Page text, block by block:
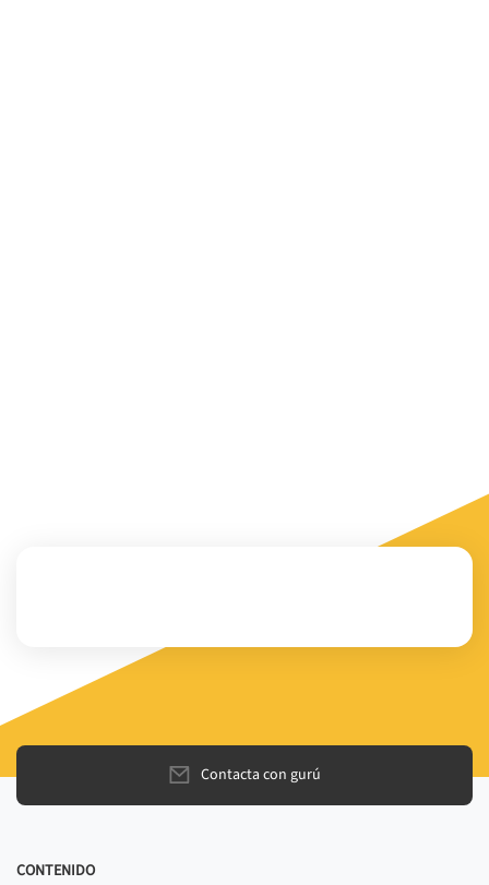
Contacta con gurú
CONTENIDO